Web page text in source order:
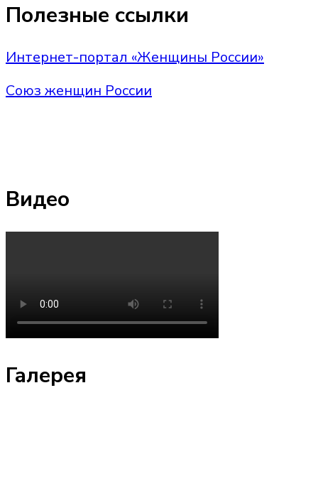
Полезные ссылки
Интернет-портал «Женщины России»
Союз женщин России
Видео
Галерея